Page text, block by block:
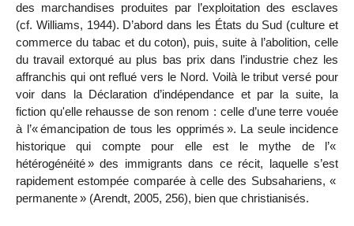
des marchandises produites par l’exploitation des esclaves
(cf. Williams, 1944). D’abord dans les États du Sud (culture et
commerce du tabac et du coton), puis, suite à l’abolition, celle
du travail extorqué au plus bas prix dans l’industrie chez les
affranchis qui ont reflué vers le Nord. Voilà le tribut versé pour
voir dans la Déclaration d’indépendance et par la suite, la
fiction qu'elle rehausse de son renom : celle d’une terre vouée
à l’«émancipation de tous les opprimés ». La seule incidence
historique qui compte pour elle est le mythe de l’«
hétérogénéité» des immigrants dans ce récit, laquelle s’est
rapidement estompée comparée à celle des Subsahariens, «
permanente» (Arendt, 2005, 256), bien que christianisés.